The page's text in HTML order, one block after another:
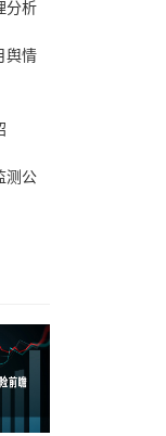
分析
舆情
测公